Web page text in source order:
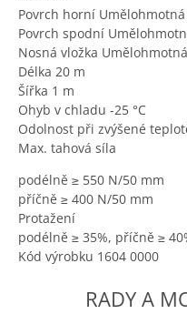
Povrch horní
Povrch spodní
Nosná vložka
Délka 20 m
Šířka 1 m
Ohyb v chladu -25 °C
Odolnost při zvýšené
Max. tahová síla
podélně ≥ 550 N/50 mm
příčně ≥ 400 N/50 mm
Protažení
podélně ≥ 35%, příčně ≥
Kód výrobku 1604 0000
RADY A